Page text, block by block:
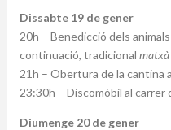
Dissabte 19 de gener
20h – Benedicció dels animals
continuació, tradicional matxà
21h – Obertura de la cantina
23:30h – Discomòbil al carrer
Diumenge 20 de gener